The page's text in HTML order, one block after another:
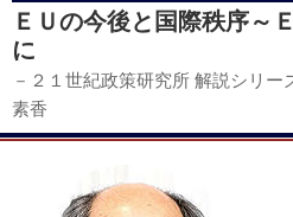
ＥＵの今後と国際秩序～
に
－２１世紀政策研究所 解説シリ
素香